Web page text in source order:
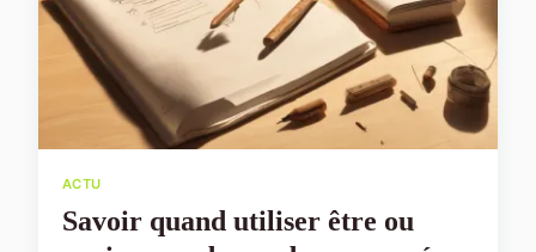
ACTU
Savoir quand utiliser être ou